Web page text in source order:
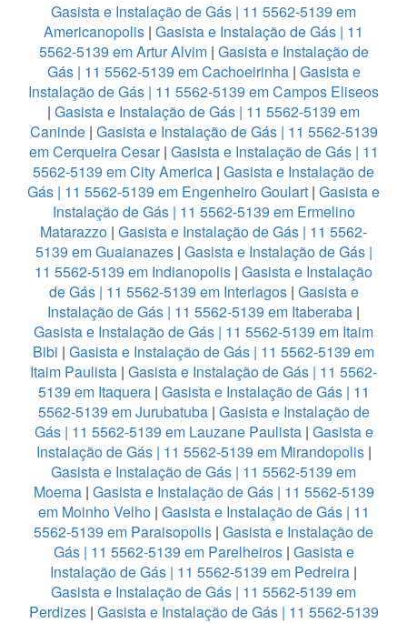
Gasista e Instalação de Gás | 11 5562-5139 em
Americanopolis | Gasista e Instalação de Gás | 11
5562-5139 em Artur Alvim | Gasista e Instalação de
Gás | 11 5562-5139 em Cachoeirinha| Gasista e
Instalação de Gás | 11 5562-5139 em Campos Eliseos
| Gasista e Instalação de Gás | 11 5562-5139 em
Caninde| Gasista e Instalação de Gás | 11 5562-5139
em Cerqueira Cesar| Gasista e Instalação de Gás | 11
5562-5139 em City America | Gasista e Instalação de
Gás | 11 5562-5139 em Engenheiro Goulart | Gasista e
Instalação de Gás | 11 5562-5139 em Ermelino
Matarazzo | Gasista e Instalação de Gás | 11 5562-
5139 em Guaianazes| Gasista e Instalação de Gás |
11 5562-5139 em Indianopolis | Gasista e Instalação
de Gás | 11 5562-5139 em Interlagos| Gasista e
Instalação de Gás | 11 5562-5139 em Itaberaba |
Gasista e Instalação de Gás | 11 5562-5139 em Itaim
Bibi | Gasista e Instalação de Gás | 11 5562-5139 em
Itaim Paulista | Gasista e Instalação de Gás | 11 5562-
5139 em Itaquera| Gasista e Instalação de Gás | 11
5562-5139 em Jurubatuba| Gasista e Instalação de
Gás | 11 5562-5139 em Lauzane Paulista | Gasista e
Instalação de Gás | 11 5562-5139 em Mirandopolis|
Gasista e Instalação de Gás | 11 5562-5139 em
Moema| Gasista e Instalação de Gás | 11 5562-5139
em Moinho Velho | Gasista e Instalação de Gás | 11
5562-5139 em Paraisopolis | Gasista e Instalação de
Gás | 11 5562-5139 em Parelheiros| Gasista e
Instalação de Gás | 11 5562-5139 em Pedreira |
Gasista e Instalação de Gás | 11 5562-5139 em
Perdizes| Gasista e Instalação de Gás | 11 5562-5139